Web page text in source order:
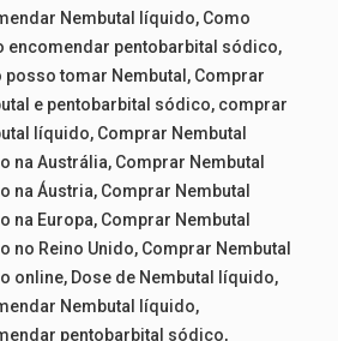
Nembutal líquido, Como
encomendar pentobarbital sódico,
posso tomar Nembutal , Comprar
e pentobarbital sódico, comprar
líquido, Comprar Nembutal
na Austrália, Comprar Nembutal
na Áustria, Comprar Nembutal
na Europa, Comprar Nembutal
no Reino Unido, Comprar Nembutal
online, Dose de Nembutal líquido,
Nembutal líquido,
pentobarbital sódico,